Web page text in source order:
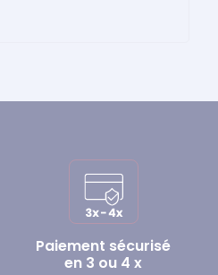
Paiement sécurisé
en 3 ou 4 x